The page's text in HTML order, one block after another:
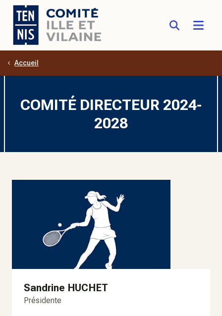
Aller au contenu principal
Accueil
COMITÉ DIRECTEUR 2024-
2028
Sandrine HUCHET
Présidente